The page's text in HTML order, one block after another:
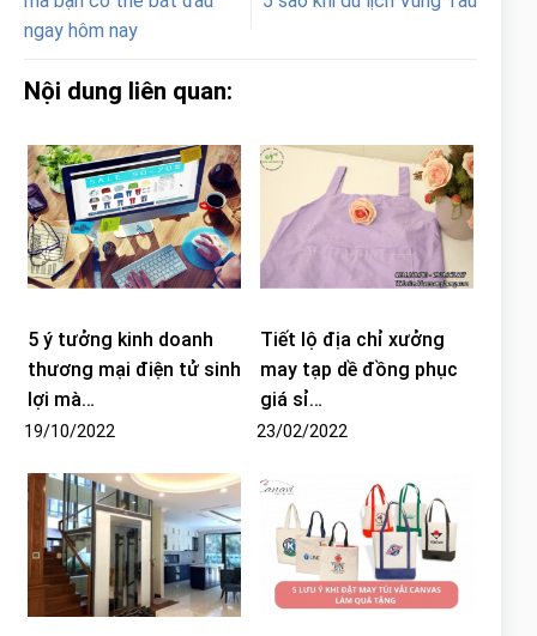
ngay hôm nay
Nội dung liên quan:
5 ý tưởng kinh doanh
thương mại điện tử sinh
lợi mà…
19/10/2022
Tiết lộ địa chỉ xưởng
may tạp dề đồng phục
giá sỉ…
23/02/2022